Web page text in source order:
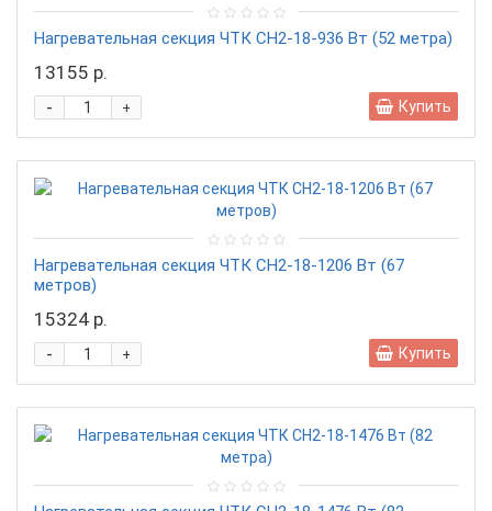
Нагревательная секция ЧТК CН2-18-936 Вт (52 метра)
13155 р.
+
- Купить
Нагревательная секция ЧТК CН2-18-1206 Вт (67
метров)
15324 р.
+
- Купить